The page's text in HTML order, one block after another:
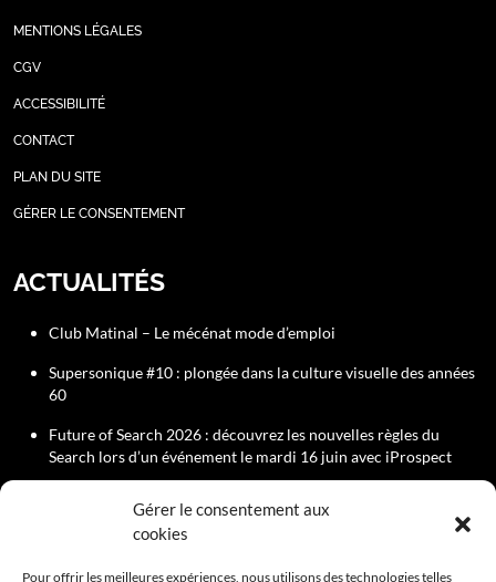
Gérer le consentement aux
cookies
Pour offrir les meilleures expériences, nous utilisons des technologies telles
MENTIONS LÉGALES
CGV
ACCESSIBILITÉ
CONTACT
PLAN DU SITE
GÉRER LE CONSENTEMENT
ACTUALITÉS
Club Matinal – Le mécénat mode d’emploi
Supersonique #10 : plongée dans la culture visuelle des années
60
Future of Search 2026 : découvrez les nouvelles règles du
Search lors d’un événement le mardi 16 juin avec iProspect
PROCHAIN ÉVÈNEMENT